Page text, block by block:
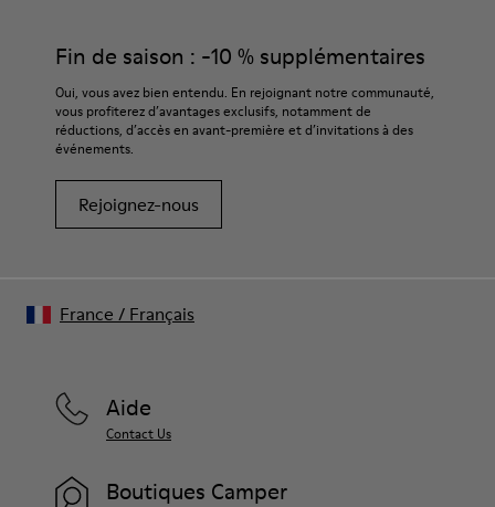
Fin de saison : -10 % supplémentaires
Oui, vous avez bien entendu. En rejoignant notre communauté,
vous profiterez d’avantages exclusifs, notamment de
réductions, d’accès en avant-première et d’invitations à des
événements.
Rejoignez-nous
Aide
Contact Us
Boutiques Camper
France / Français